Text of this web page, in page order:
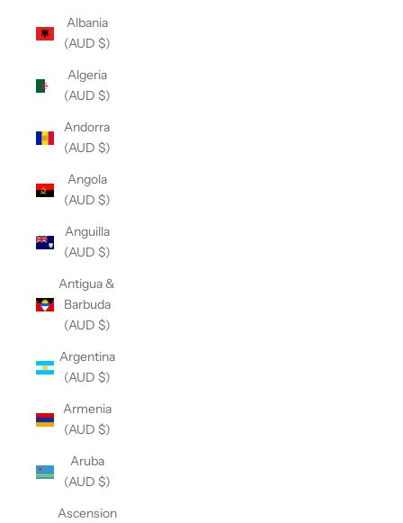
Albania
(AUD $)
Algeria
(AUD $)
Andorra
(AUD $)
Angola
(AUD $)
Anguilla
(AUD $)
Antigua &
Barbuda
(AUD $)
Argentina
(AUD $)
Armenia
(AUD $)
Aruba
(AUD $)
Ascension